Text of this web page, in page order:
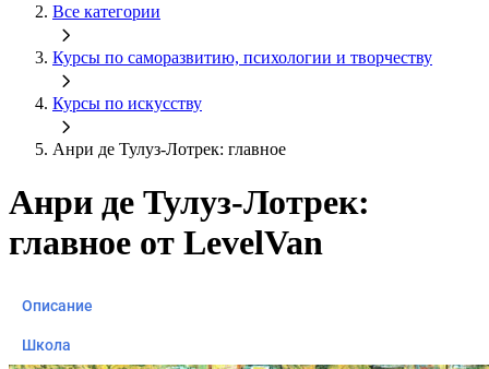
Все категории
Курсы по саморазвитию, психологии и творчеству
Курсы по искусству
Анри де Тулуз-Лотрек: главное
Анри де Тулуз-Лотрек:
главное от LevelVan
Описание
Школа